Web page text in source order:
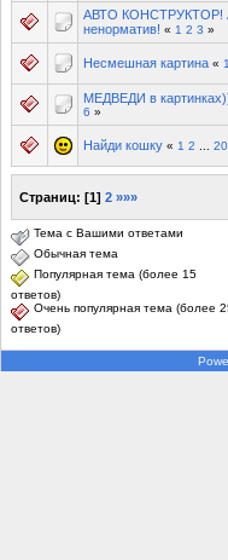
АВТО КОНСТРУКТОР!
ненорматив! « 1 2 3 »
Несмешная картина « 1
МЕДВЕДИ в
6 »
Найди кошку « 1 2 20
Страниц: [1] 2 »»»
Тема с Вашими ответами
Обычная тема
Популярная тема (более 15
ответов)
Очень популярная тема (более
ответов)